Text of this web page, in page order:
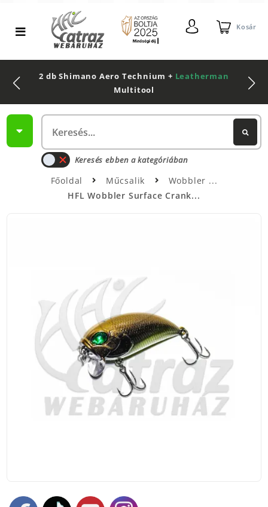
Kosár
2 db Shimano Aero Technium + Leatherman
Multitool
Keresés ebben a kategóriában
Főoldal Műcsalik
Wobbler
HFL Wobbler Surface Crank...